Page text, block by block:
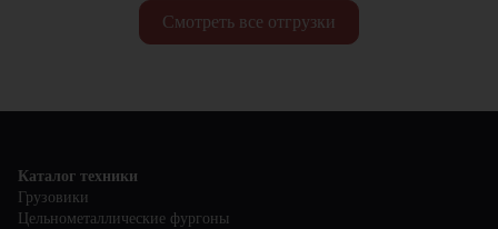
Смотреть все отгрузки
Каталог техники
Грузовики
Цельнометаллические фургоны